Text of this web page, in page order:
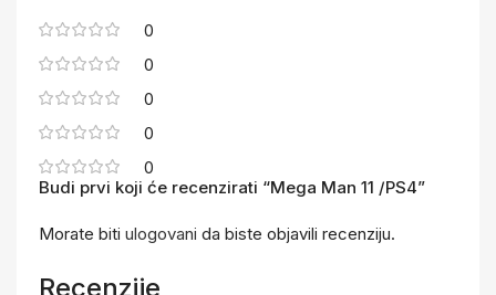
0
0
0
0
0
Recenzije
Budi prvi koji će recenzirati “Mega Man 11 /PS4”
Morate biti ulogovani da biste objavili recenziju.